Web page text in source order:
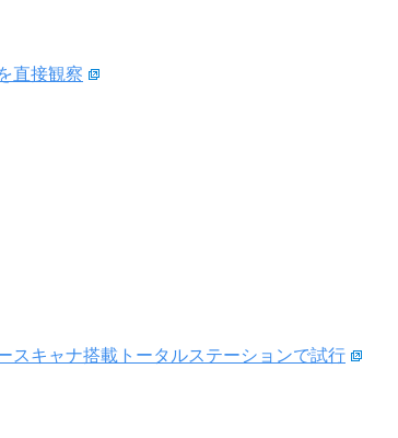
直接観察
スキャナ搭載トータルステーションで試行